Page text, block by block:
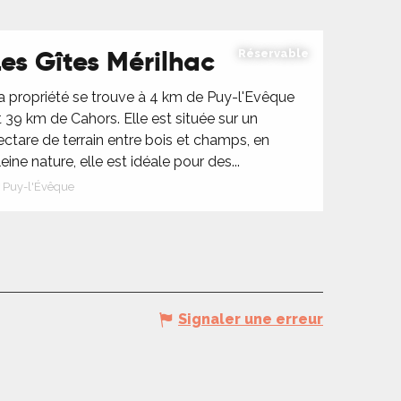
Gîtes Mérilhac
propriété se trouve à 4 km de Puy-l'Evêque
39 km de Cahors. Elle est située sur un
de terrain entre bois et champs, en
nature, elle est idéale pour des...
Puy-l'Évêque
Réservable
Signaler une erreur